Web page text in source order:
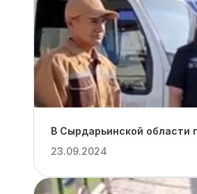
В Сырдарьинской области
23.09.2024